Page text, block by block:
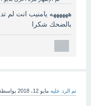
ههههههه يامنيب انت لم
بالضحك شكرا
تم الرد عليه مايو 12، 2018